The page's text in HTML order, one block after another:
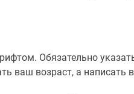
Обязательно
ваш возраст, а написать